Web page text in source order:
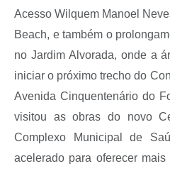
Acesso Wilquem Manoel
Beach, e também o
no Jardim Alvorada, onde a
iniciar o próximo trecho do
Avenida Cinquentenário do
visitou as obras do novo
Complexo Municipal de
acelerado para oferecer